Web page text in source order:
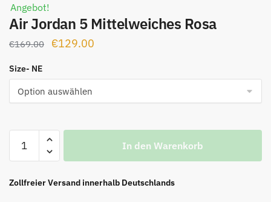
Angebot!
Air Jordan 5 Mittelweiches Rosa
€169.00
Ursprünglicher
€169.00
€129.00
Size- NE
Jordan
Mittelweiches
In den Warenkorb
Zollfreier Versand innerhalb Deutschlands